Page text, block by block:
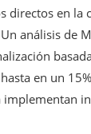
directos en la
análisis de
en un
implementan